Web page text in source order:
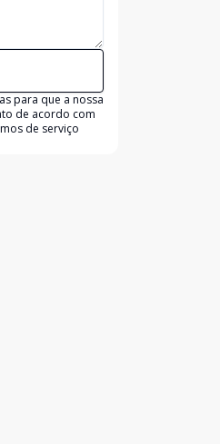
para que a nossa
de acordo com
de serviço